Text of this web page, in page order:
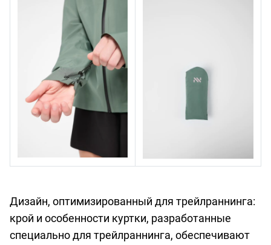
Дизайн, оптимизированный для трейлраннинга:
крой и особенности куртки, разработанные
специально для трейлраннинга, обеспечивают